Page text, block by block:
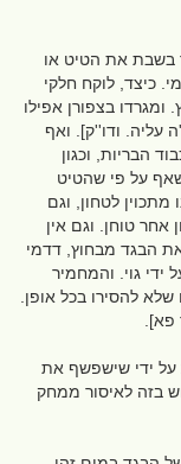
בשבת את הטיט או
כיצד, לוקח חלקי
בצפורן אפילו
עליה. ודו''ק]. ואף
הבריות, וכגון
שאף על פי שהטיט
לטחון, וגם
אחר טוחן. וגם אין
הבגד מבחוץ, דדמי
גוי. והמחמיר
להסירו בכל אופן.
פא].
על ידי שישפשף את
בזה לאיסור ממחק